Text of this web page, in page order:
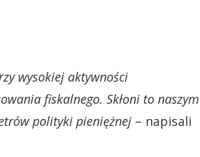
wysokiej aktywności
fiskalnego. Skłoni to naszym
polityki pieniężnej – napisali